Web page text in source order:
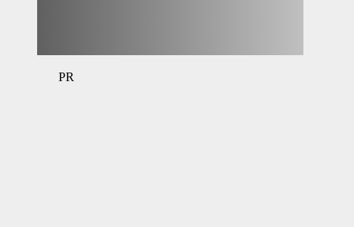
PR